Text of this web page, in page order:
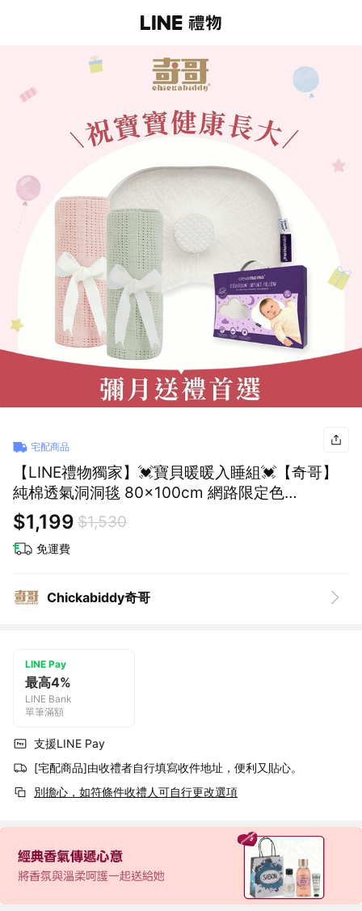
宅配商品
【LINE禮物獨家】💓寶貝暖暖入睡組💓【奇哥】
純棉透氣洞洞毯 80x100cm 網路限定色
+ClevaMama 透氣防扁頭護頭型新生兒枕 0-6個
月｜寶寶新生兒禮、滿月禮、彌月禮
$1,199 $1,530
免運費
Chickabiddy奇哥
LINE Pay
最高4%
LINE Bank
單筆滿額
支援LINE Pay
[宅配商品]由收禮者自行填寫收件地址，便利又貼心。
別擔心，如符條件收禮人可自行更改選項